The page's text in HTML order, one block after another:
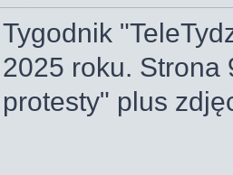
Tygodnik
2025 roku. Strona
protesty" plus